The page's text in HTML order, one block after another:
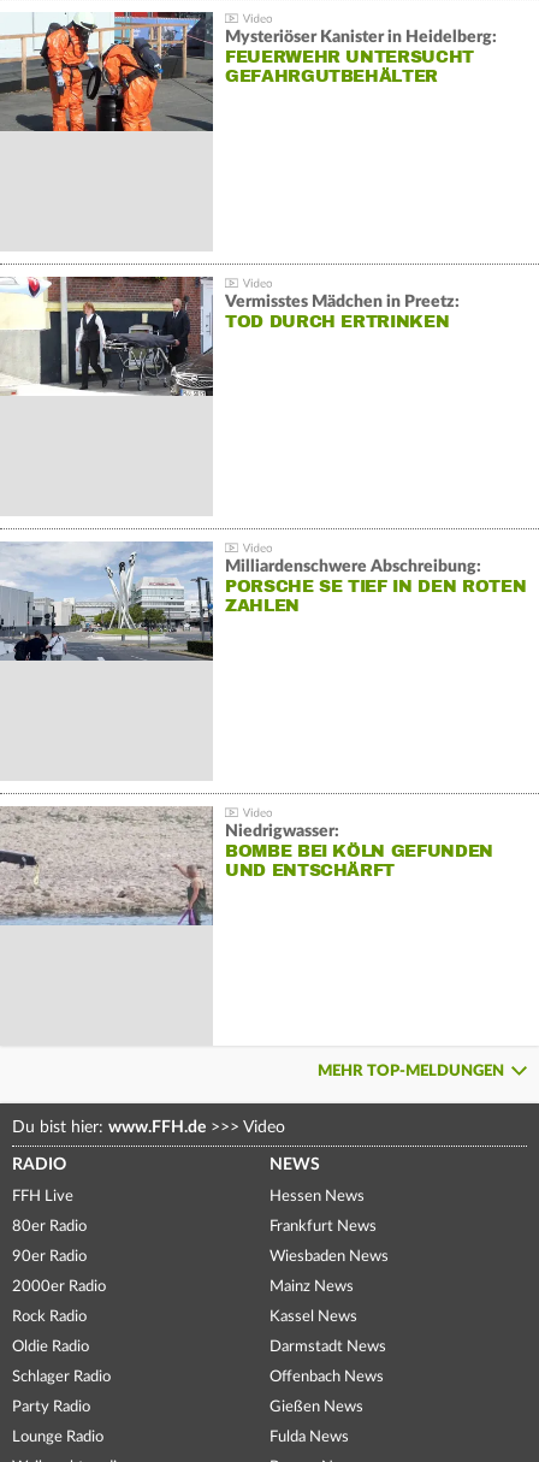
Mysteriöser Kanister in Heidelberg:
FEUERWEHR UNTERSUCHT
GEFAHRGUTBEHÄLTER
Vermisstes Mädchen in Preetz:
TOD DURCH ERTRINKEN
Milliardenschwere Abschreibung:
PORSCHE SE TIEF IN DEN ROTEN
ZAHLEN
Niedrigwasser:
BOMBE BEI KÖLN GEFUNDEN
UND ENTSCHÄRFT
MEHR TOP-MELDUNGEN
Du bist hier: www.FFH.de >>> Video
RADIO
FFH Live
80er Radio
90er Radio
2000er Radio
Rock Radio
Oldie Radio
Schlager Radio
Party Radio
Lounge Radio
NEWS
Hessen News
Frankfurt News
Wiesbaden News
Mainz News
Kassel News
Darmstadt News
Offenbach News
Gießen News
Fulda News